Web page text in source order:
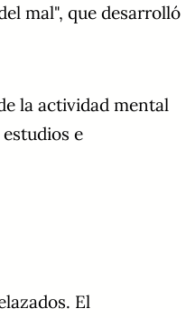
mal", que desarrolló
la actividad mental
e
El